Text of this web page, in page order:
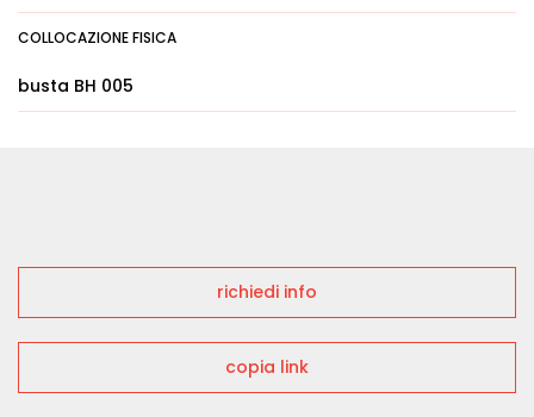
COLLOCAZIONE FISICA
busta BH 005
richiedi info
copia link